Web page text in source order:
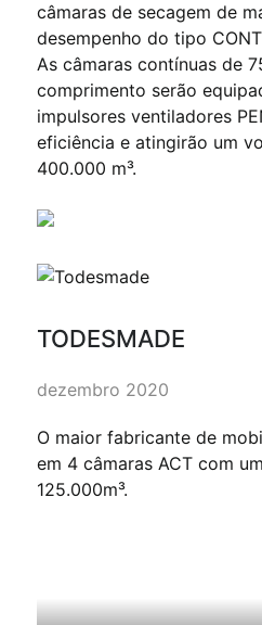
câmaras de secagem de
desempenho do tipo
As câmaras contínuas de
comprimento serão
impulsores ventiladores
eficiência e atingirão um
400.000 m³.
TODESMADE
dezembro 2020
O maior fabricante de
em 4 câmaras ACT com
125.000m³.